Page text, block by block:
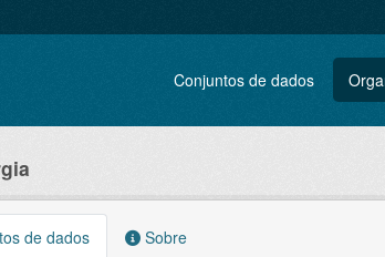
Conjuntos de dados
de dados Sobre